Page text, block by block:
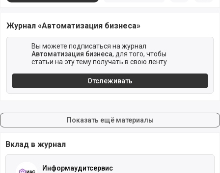
Журнал «Автоматизация бизнеса»
Вы можете подписаться на журнал
Автоматизация бизнеса, для того, чтобы
статьи на эту тему получать в свою ленту
Отслеживать
Показать ещё материалы
Вклад в журнал
Информаудитсервис